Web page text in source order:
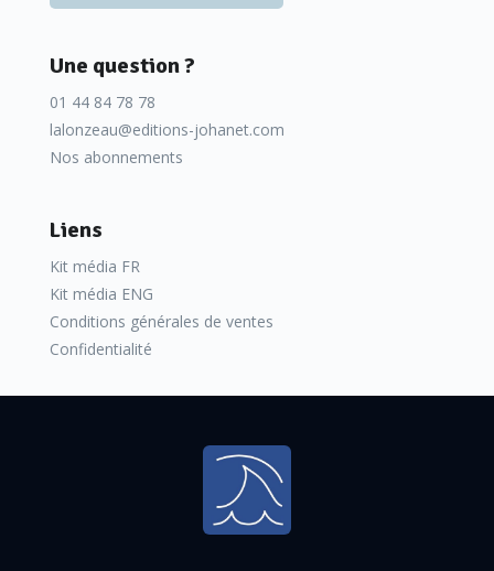
Une question ?
01 44 84 78 78
lalonzeau@editions-johanet.com
Nos abonnements
Liens
Kit média FR
Kit média ENG
Conditions générales de ventes
Confidentialité